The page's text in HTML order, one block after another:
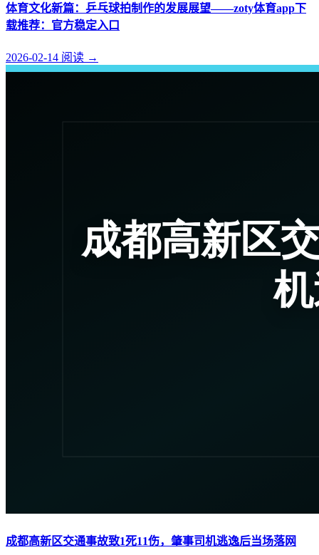
体育文化新篇：乒乓球拍制作的发展展望——zoty体育app下
载推荐：官方稳定入口
2026-02-14 阅读 →
成都高新区交通事故致1死11伤，肇事司机逃逸后当场落网